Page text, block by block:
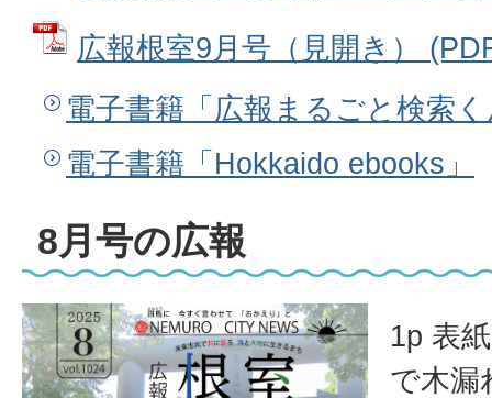
広報根室9月号（見開き）
電子書籍「広報まるごと検索
電子書籍「Hokkaido ebooks」
8月号の広報
1p 表
で木漏